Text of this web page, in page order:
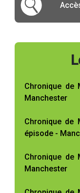
Chronique de
Manchester
Chronique de
épisode -
Chronique de
Manchester